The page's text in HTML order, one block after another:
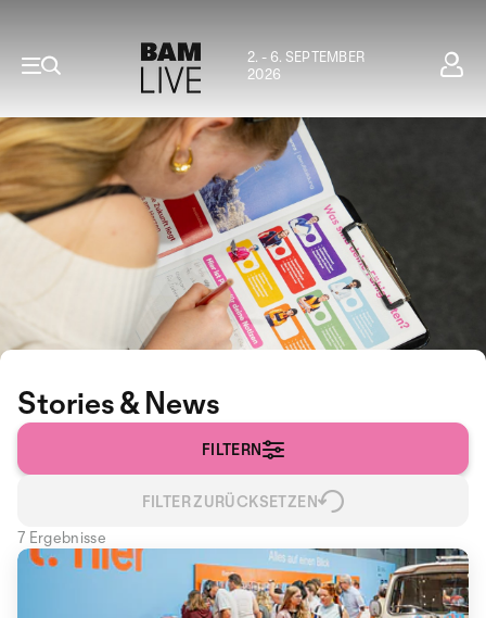
2. - 6. SEPTEMBER
2026
Stories & News
FILTERN
FILTER ZURÜCKSETZEN
7 Ergebnisse